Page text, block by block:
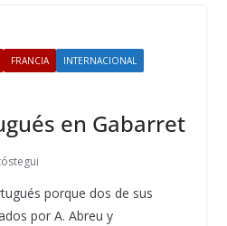
FRANCIA
INTERNACIONAL
en Gabarret
porque dos de sus
por A. Abreu y